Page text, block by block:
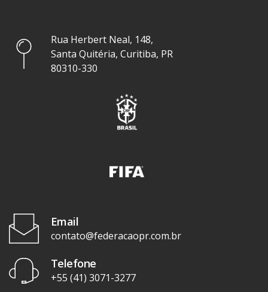
Rua Herbert Neal, 148,
Santa Quitéria, Curitiba, PR
80310-330
Email
contato@federacaopr.com.br
Telefone
+55 (41) 3071-3277